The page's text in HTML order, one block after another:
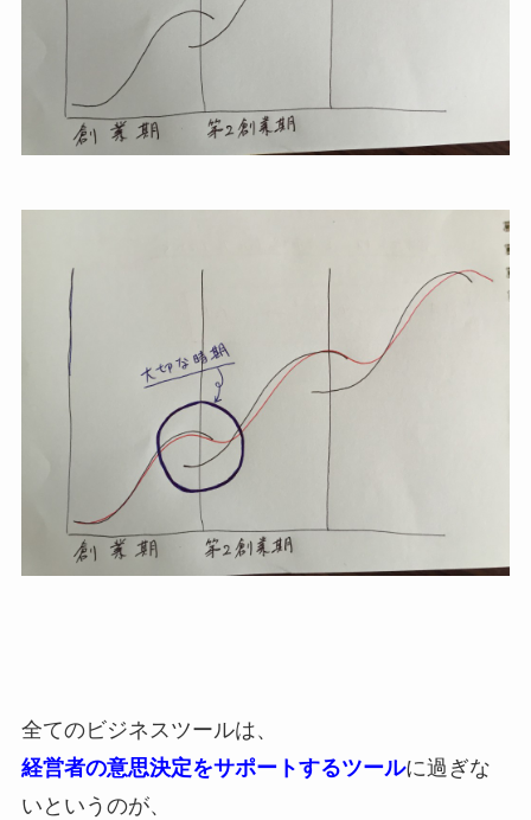
全てのビジネスツールは、
経営者の意思決定をサポートするツールに過ぎな
いというのが、